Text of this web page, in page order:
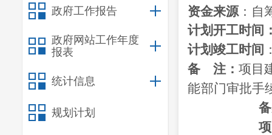
政府工作报告
政府网站工作年度
报表
统计信息
规划计划
资金来源：自
计划开工时间
计划竣工时间
备
注： 项目
能部门审批手
项